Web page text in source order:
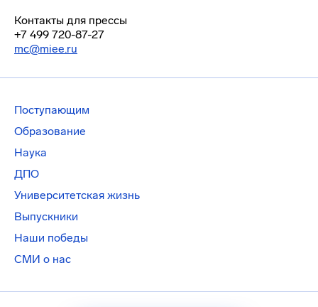
Контакты для прессы
+7 499 720-87-27
mc@miee.ru
Поступающим
Образование
Наука
ДПО
Университетская жизнь
Выпускники
Наши победы
СМИ о нас